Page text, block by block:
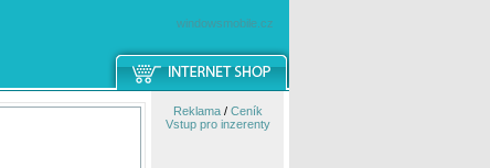
windowsmobile.cz
Reklama/ Ceník
Vstup pro inzerenty